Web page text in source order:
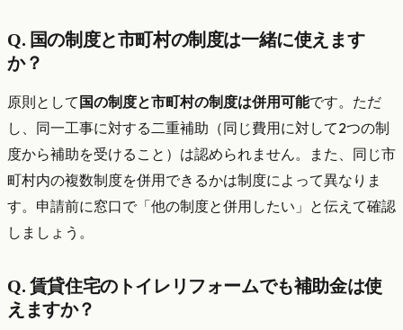
Q. 国の制度と市町村の制度は一緒に使えます
か？
原則として 国の制度と市町村の制度は併用可能です。ただ
し、同一工事に対する二重補助（同じ費用に対して2つの制
度から補助を受けること）は認められません。また、同じ市
町村内の複数制度を併用できるかは制度によって異なりま
す。申請前に窓口で「他の制度と併用したい」と伝えて確認
しましょう。
Q. 賃貸住宅のトイレリフォームでも補助金は使
えますか？